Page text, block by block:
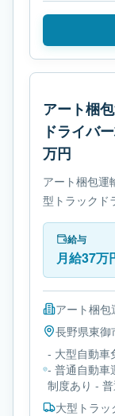
アート梱
ドライバ
万円
アート梱包運
型トラックド
ックです。勤
許は- 大型自
給与
月給37万
アート梱包
長野県東御
- 大型自動車
- 普通自動車
制度あり -
大型トラッ